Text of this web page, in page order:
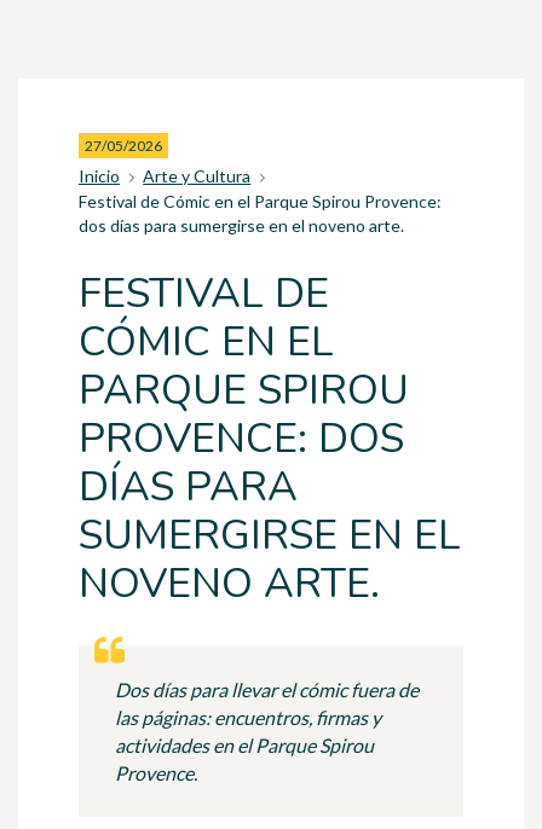
27/05/2026
Inicio
Arte y Cultura
Festival de Cómic en el Parque Spirou Provence:
dos días para sumergirse en el noveno arte.
FESTIVAL DE
CÓMIC EN EL
PARQUE SPIROU
PROVENCE: DOS
DÍAS PARA
SUMERGIRSE EN EL
NOVENO ARTE.
Dos días para llevar el cómic fuera de
las páginas: encuentros, firmas y
actividades en el Parque Spirou
Provence.